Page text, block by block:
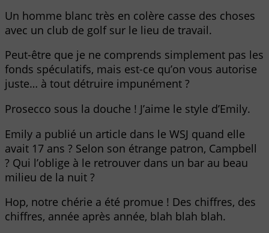
Un homme blanc très en colère casse des choses
avec un club de golf sur le lieu de travail.
Peut-être que je ne comprends simplement pas les
fonds spéculatifs, mais est-ce qu’on vous autorise
juste… à tout détruire impunément ?
Prosecco sous la douche ! J’aime le style d’Emily.
Emily a publié un article dans le WSJ quand elle
avait 17 ans ? Selon son étrange patron, Campbell
? Qui l’oblige à le retrouver dans un bar au beau
milieu de la nuit ?
Hop, notre chérie a été promue ! Des chiffres, des
chiffres, année après année, blah blah blah.